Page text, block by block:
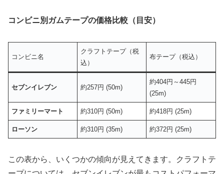
コンビニ別ガムテープの価格比較（目安）
コンビニ名
クラフトテープ（税
込）
布テープ（税込）
セブンイレブン 約257円 (50m)
約404円～445円
(25m)
ファミリーマート 約310円 (50m) 約418円 (25m)
ローソン 約310円 (35m) 約372円 (25m)
この表から、いくつかの傾向が見えてきます。クラフトテ